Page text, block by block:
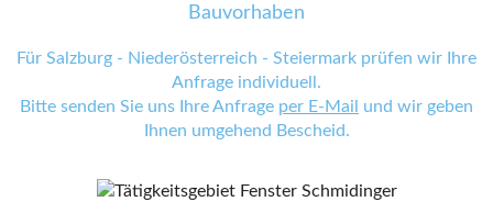
Bauvorhaben
Für Salzburg - Niederösterreich - Steiermark prüfen wir Ihre
Anfrage individuell.
Bitte senden Sie uns Ihre Anfrage per E-Mail
und wir geben
Ihnen umgehend Bescheid.